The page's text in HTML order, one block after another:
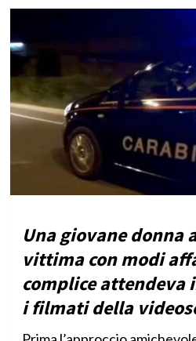
Una giovane donna
vittima con modi
complice attendeva
i filmati della